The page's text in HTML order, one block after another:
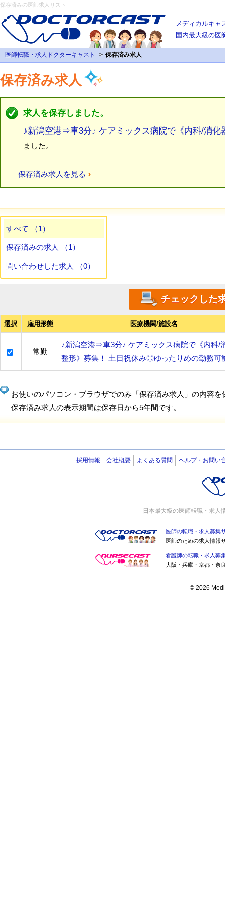
保存済みの医師求人リスト
メディカルキャ
国内最大級の医
医師転職・求人ドクターキャスト 保存済み求人
保存済み求人
求人を保存しました。
♪新潟空港⇒車3分♪ ケアミックス病院で《内科/消
ました。
保存済み求人を見る ›
すべて （1）
保存済みの求人 （1）
問い合わせした求人 （0）
選択 雇用形態 医療機関/施設名
常勤
♪新潟空港⇒車3分♪ ケアミックス病院で《内科/
整形》募集！ 土日祝休み◎ゆったりめの勤務可
お使いのパソコン・ブラウザでのみ「保存済み求人」の内容を
保存済み求人の表示期間は保存日から5年間です。
採用情報 会社概要 よくある質問 ヘルプ・お問い
日本最大級の医師転職・求人
医師の転職・求人募集
医師のための求人情報
看護師の転職・求人募
大阪・兵庫・京都・奈
© 2026